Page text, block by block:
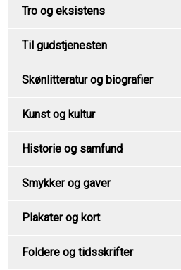
Tro og eksistens
Til gudstjenesten
Skønlitteratur og biografier
Kunst og kultur
Historie og samfund
Smykker og gaver
Plakater og kort
Foldere og tidsskrifter